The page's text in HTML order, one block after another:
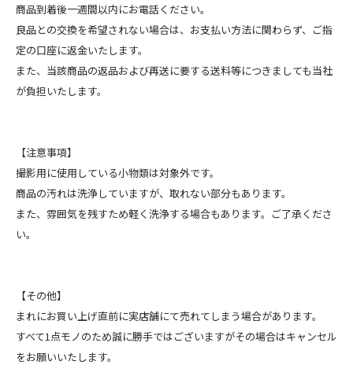
商品到着後一週間以内にお電話ください。
良品との交換を希望されない場合は、お支払い方法に関わらず、ご指
定の口座に返金いたします。
また、当該商品の返品および再送に要する送料等につきましても当社
が負担いたします。
【注意事項】
撮影用に使用している小物類は対象外です。
商品の汚れは洗浄していますが、取れない部分もあります。
また、雰囲気を残すため軽く洗浄する場合もあります。ご了承くださ
い。
【その他】
まれにお買い上げ直前に実店舗にて売れてしまう場合があります。
すべて1点モノのため誠に勝手ではございますがその場合はキャンセル
をお願いいたします。